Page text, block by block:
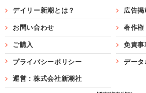
デイリー新潮とは？ 広告掲
お問い合わせ 著作権
ご購入 免責事
プライバシーポリシー データ
運営：株式会社新潮社